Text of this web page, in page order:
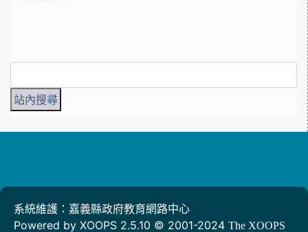
系統維護：嘉義縣政府教育網路中心
Powered by XOOPS 2.5.10 © 2001-2024 The XOOPS